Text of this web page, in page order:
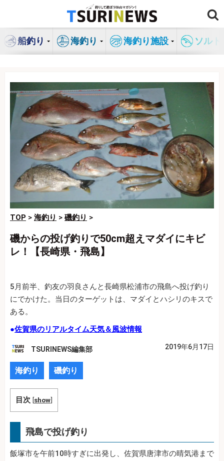
ン
船釣り 海釣り 海釣り施設 ソル
TOP > 海釣り > 磯釣り >
磯からの投げ釣りで50cm超えマダイにキビ
レ！【長崎県・飛島】
5月前半、釣友の羽良さんと長崎県松浦市の飛島へ投げ釣り
にでかけた。当日のターゲットは、マダイとハシリのキスで
ある。
●佐賀県のリアルタイム天気＆風波情報
TSURINEWS編集部 2019年6月17日
海釣り 磯釣り
目次 [show]
飛島で投げ釣り
飯塚市を午前10時すぎに出発し、佐賀県唐津市の晴気港まで